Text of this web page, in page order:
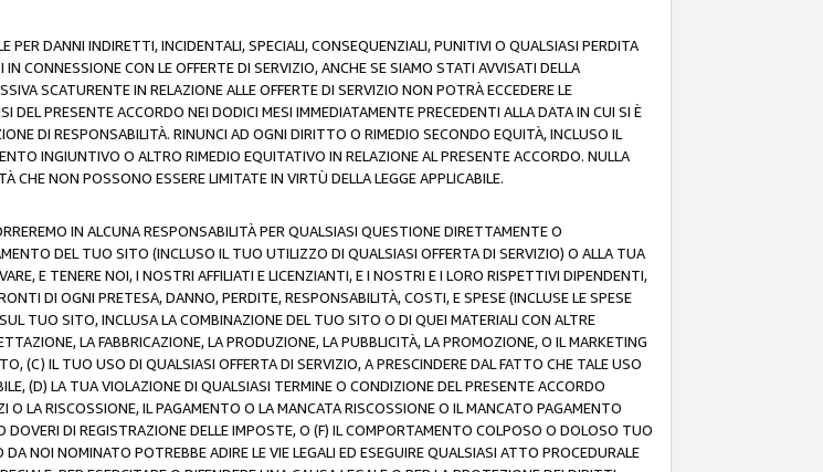
PER DANNI INDIRETTI, INCIDENTALI, SPECIALI, CONSEQUENZIALI, PUNITIVI O QUALSIASI PERDITA
CONNESSIONE CON LE OFFERTE DI SERVIZIO, ANCHE SE SIAMO STATI AVVISATI DELLA
SCATURENTE IN RELAZIONE ALLE OFFERTE DI SERVIZIO NON POTRÀ ECCEDERE LE
PRESENTE ACCORDO NEI DODICI MESI IMMEDIATAMENTE PRECEDENTI ALLA DATA IN CUI SI È
DI RESPONSABILITÀ. RINUNCI AD OGNI DIRITTO O RIMEDIO SECONDO EQUITÀ, INCLUSO IL
INGIUNTIVO O ALTRO RIMEDIO EQUITATIVO IN RELAZIONE AL PRESENTE ACCORDO. NULLA
CHE NON POSSONO ESSERE LIMITATE IN VIRTÙ DELLA LEGGE APPLICABILE.
IN ALCUNA RESPONSABILITÀ PER QUALSIASI QUESTIONE DIRETTAMENTE O
DEL TUO SITO (INCLUSO IL TUO UTILIZZO DI QUALSIASI OFFERTA DI SERVIZIO) O ALLA TUA
E TENERE NOI, I NOSTRI AFFILIATI E LICENZIANTI, E I NOSTRI E I LORO RISPETTIVI DIPENDENTI,
DI OGNI PRETESA, DANNO, PERDITE, RESPONSABILITÀ, COSTI, E SPESE (INCLUSE LE SPESE
TUO SITO, INCLUSA LA COMBINAZIONE DEL TUO SITO O DI QUEI MATERIALI CON ALTRE
LA FABBRICAZIONE, LA PRODUZIONE, LA PUBBLICITÀ, LA PROMOZIONE, O IL MARKETING
(C) IL TUO USO DI QUALSIASI OFFERTA DI SERVIZIO, A PRESCINDERE DAL FATTO CHE TALE USO
(D) LA TUA VIOLAZIONE DI QUALSIASI TERMINE O CONDIZIONE DEL PRESENTE ACCORDO
LA RISCOSSIONE, IL PAGAMENTO O LA MANCATA RISCOSSIONE O IL MANCATO PAGAMENTO
DI REGISTRAZIONE DELLE IMPOSTE, O (F) IL COMPORTAMENTO COLPOSO O DOLOSO TUO
NOI NOMINATO POTREBBE ADIRE LE VIE LEGALI ED ESEGUIRE QUALSIASI ATTO PROCEDURALE